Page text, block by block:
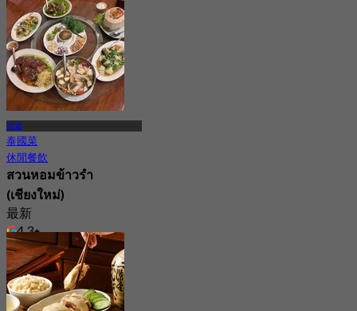
清邁
泰國菜
休閒餐飲
สวนหอมข้าวรำ
(เชียงใหม่)
最新
4.3
起฿ 306.66